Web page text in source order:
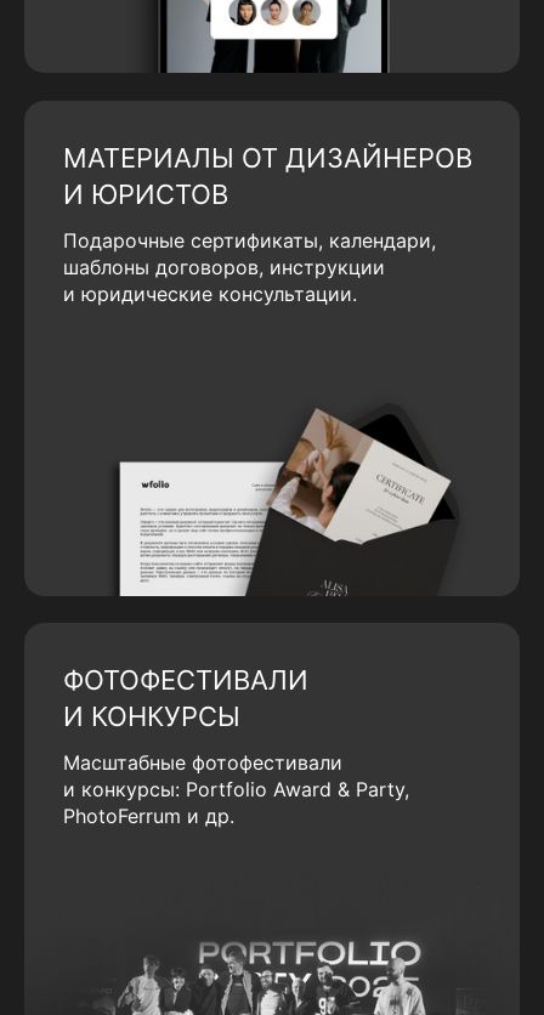
МАТЕРИАЛЫ ОТ ДИЗАЙНЕРОВ
И ЮРИСТОВ
Подарочные сертификаты, календари,
шаблоны договоров, инструкции
и юридические консультации.
ФОТОФЕСТИВАЛИ
И КОНКУРСЫ
Масштабные фотофестивали
и конкурсы: Portfolio Award & Party,
PhotoFerrum и др.